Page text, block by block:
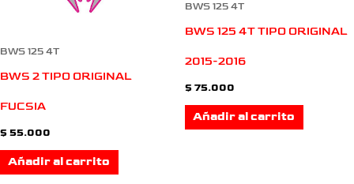
BWS 125 4T
BWS 2 TIPO ORIGINAL
FUCSIA
$ 55.000
Añadir al carrito
BWS 125 4T
BWS 125 4T TIPO ORIGINAL
2015-2016
$ 75.000
Añadir al carrito